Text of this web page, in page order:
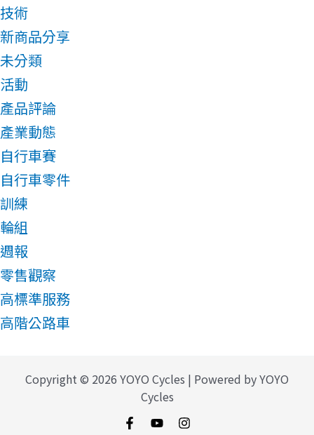
技術
新商品分享
未分類
活動
產品評論
產業動態
自行車賽
自行車零件
訓練
輪組
週報
零售觀察
高標準服務
高階公路車
Copyright © 2026 YOYO Cycles | Powered by YOYO
Cycles